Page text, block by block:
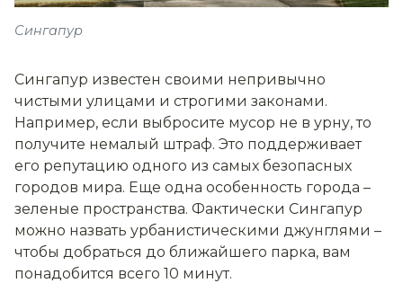
Сингапур
Сингапур известен своими непривычно
чистыми улицами и строгими законами.
Например, если выбросите мусор не в урну, то
получите немалый штраф. Это поддерживает
его репутацию одного из самых безопасных
городов мира. Еще одна особенность города –
зеленые пространства. Фактически Сингапур
можно назвать урбанистическими джунглями –
чтобы добраться до ближайшего парка, вам
понадобится всего 10 минут.